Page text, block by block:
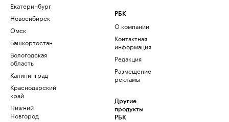
Екатеринбург
Новосибирск
Омск
Башкортостан
Вологодская
область
Калининград
Краснодарский
край
Нижний
Новгород
РБК
О компании
Контактная
информация
Редакция
Размещение
рекламы
Другие
продукты
РБК